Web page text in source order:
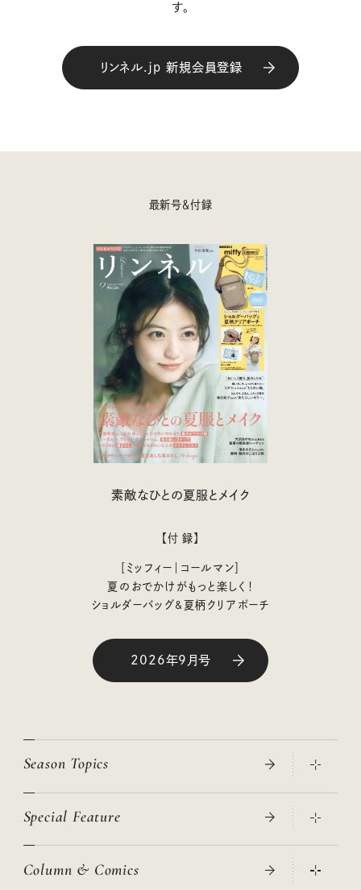
す。
リンネル.jp 新規会員登録
最新号＆付録
素敵なひとの夏服とメイク
【付 録】
［ミッフィー｜コールマン］
夏のおでかけがもっと楽しく！
ショルダーバッグ&夏柄クリアポーチ
2026年9月号
Season Topics
真夏のひんやりグッズ 2026
ニトリ・イケア・無印良品で賢くおしゃれなインテリア
Special Feature
2026年春夏 トレンドファッションニュース
Column & Comics